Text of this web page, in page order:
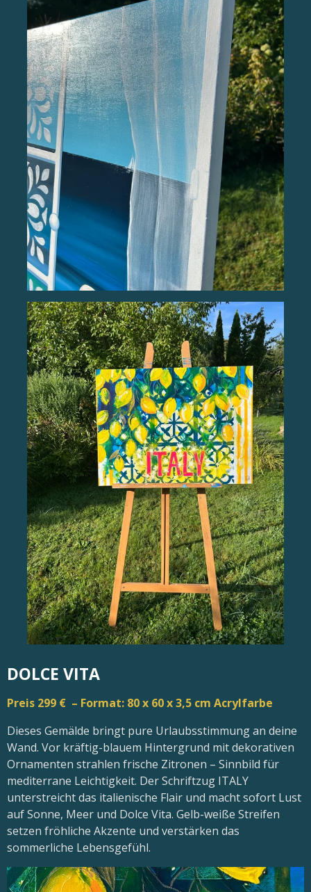
DOLCE VITA
Preis 299 € – Format: 80 x 60 x 3,5 cm Acrylfarbe
Dieses Gemälde bringt pure Urlaubsstimmung an deine
Wand. Vor kräftig-blauem Hintergrund mit dekorativen
Ornamenten strahlen frische Zitronen – Sinnbild für
mediterrane Leichtigkeit. Der Schriftzug ITALY
unterstreicht das italienische Flair und macht sofort Lust
auf Sonne, Meer und Dolce Vita. Gelb-weiße Streifen
setzen fröhliche Akzente und verstärken das
sommerliche Lebensgefühl.